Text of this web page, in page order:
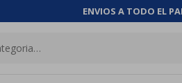
ENVIOS A TODO EL